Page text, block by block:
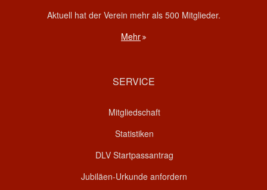
Aktuell hat der Verein mehr als 500 Mitglieder.
Mehr
SERVICE
Mitgliedschaft
Statistiken
DLV Startpassantrag
Jubiläen-Urkunde anfordern